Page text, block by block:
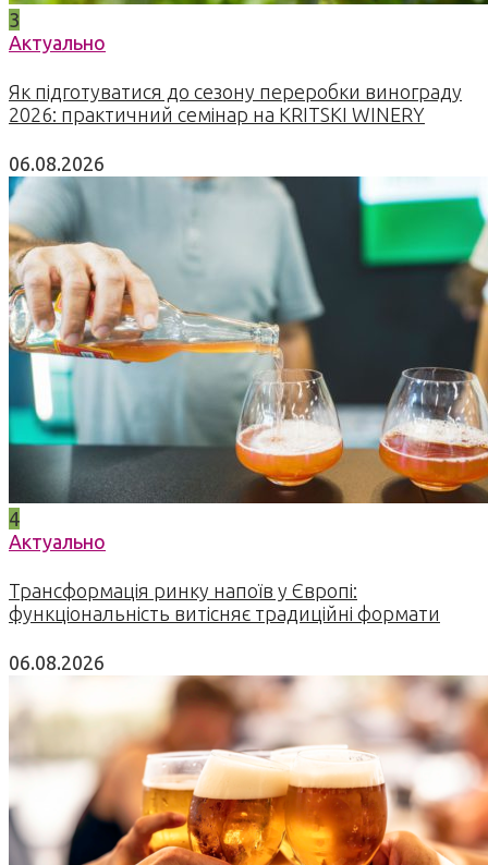
3
Актуально
Як підготуватися до сезону переробки винограду
2026: практичний семінар на KRITSKI WINERY
06.08.2026
4
Актуально
Трансформація ринку напоїв у Європі:
функціональність витісняє традиційні формати
06.08.2026